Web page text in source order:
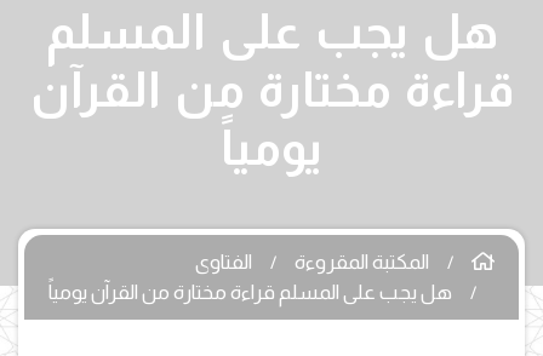
هل يجب على المسلم
قراءة مختارة من القرآن
يومياً
المكتبة المقروءة
الفتاوى
هل يجب على المسلم قراءة مختارة من القرآن يومياً